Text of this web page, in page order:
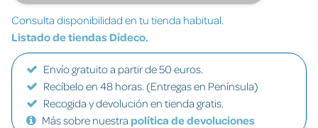
Consulta disponibilidad en tu tienda habitual.
Listado de tiendas Dideco.
Envío gratuito a partir de 50 euros.
Recíbelo en 48 horas. (Entregas en Península)
Recogida y devolución en tienda gratis.
Más sobre nuestra política de devoluciones